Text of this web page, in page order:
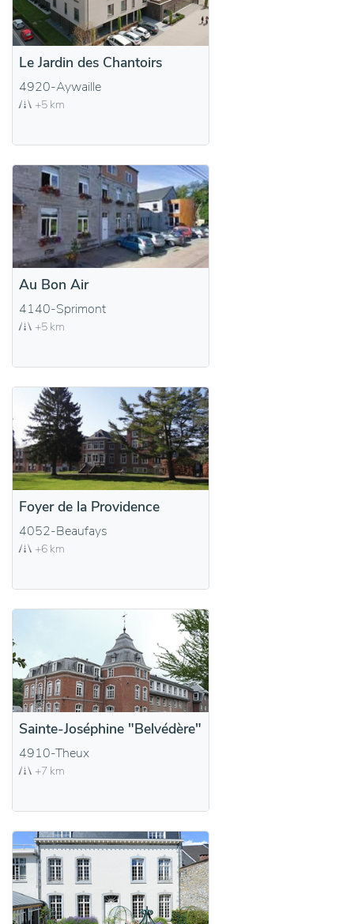
Le Jardin des Chantoirs
4920-Aywaille
+5 km
Au Bon Air
4140-Sprimont
+5 km
Foyer de la Providence
4052-Beaufays
+6 km
Sainte-Joséphine "Belvédère"
4910-Theux
+7 km